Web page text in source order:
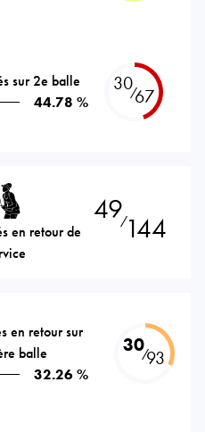
sur 2e balle
44.78 %
30⁄67
en retour de
49⁄144
en retour sur
balle
32.26 %
30⁄93